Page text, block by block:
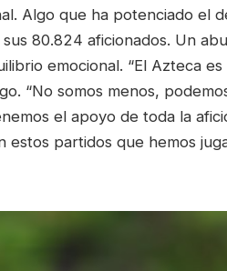
Algo que ha potenciado el
80.824 aficionados. Un
emocional. “El Azteca
“No somos menos,
el apoyo de toda la
partidos que hemos